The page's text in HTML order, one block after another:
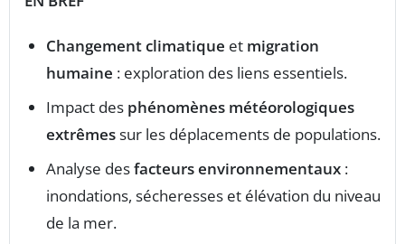
Changement climatique et migration
humaine : exploration des liens essentiels.
Impact des phénomènes météorologiques
extrêmessur les déplacements de populations.
Analyse desfacteurs environnementaux :
inondations, sécheresses et élévation du niveau
de la mer.